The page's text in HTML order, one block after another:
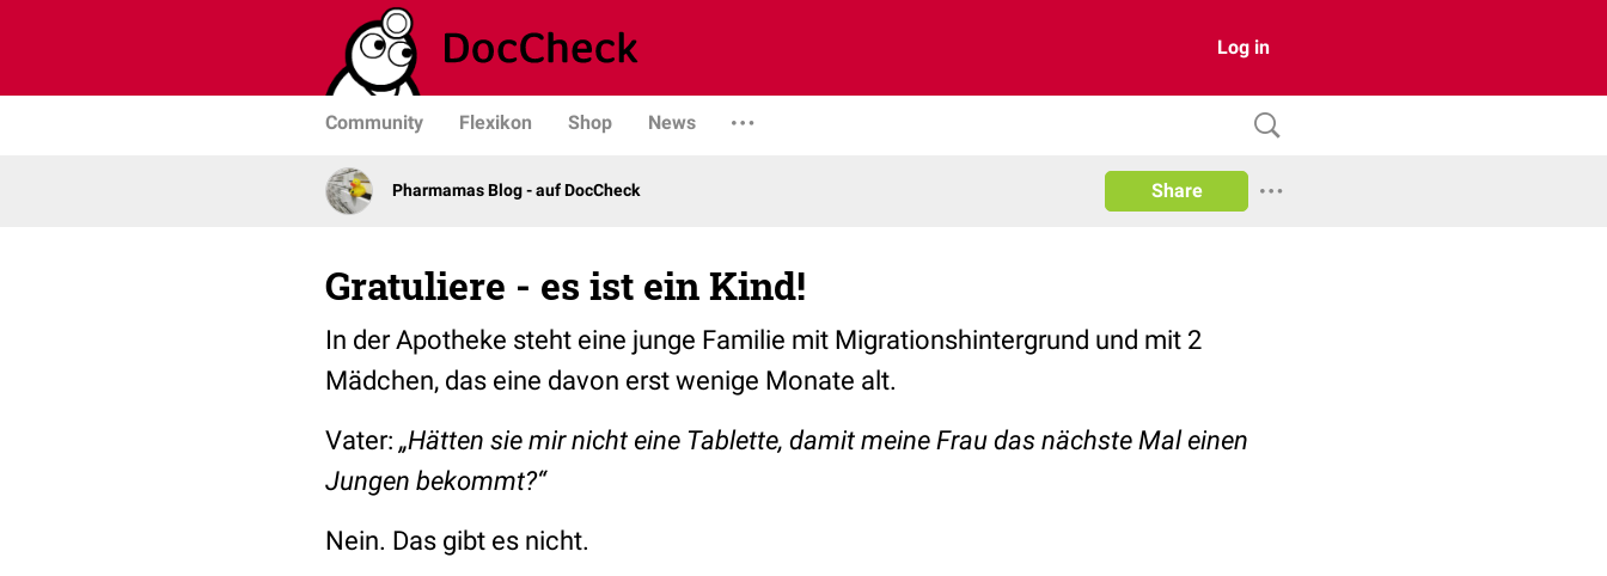
Log in
Community Flexikon Shop News
Pharmamas Blog - auf DocCheck Share
Gratuliere - es ist ein Kind!
In der Apotheke steht eine junge Familie mit Migrationshintergrund und mit 2
Mädchen, das eine davon erst wenige Monate alt.
Vater: „Hätten sie mir nicht eine Tablette, damit meine Frau das nächste Mal einen
Jungen bekommt?“
Nein. Das gibt es nicht.